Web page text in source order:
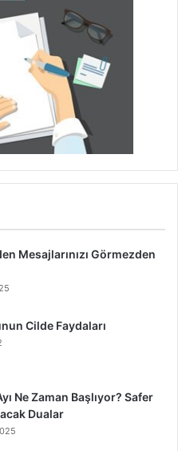
Mesajlarınızı Görmezden
Cilde Faydaları
Ne Zaman Başlıyor? Safer
Dualar